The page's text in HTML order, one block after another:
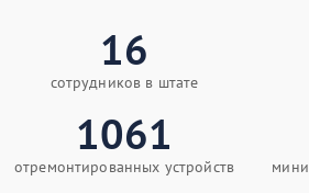
16
сотрудников в штате
1061
отремонтированных устройств